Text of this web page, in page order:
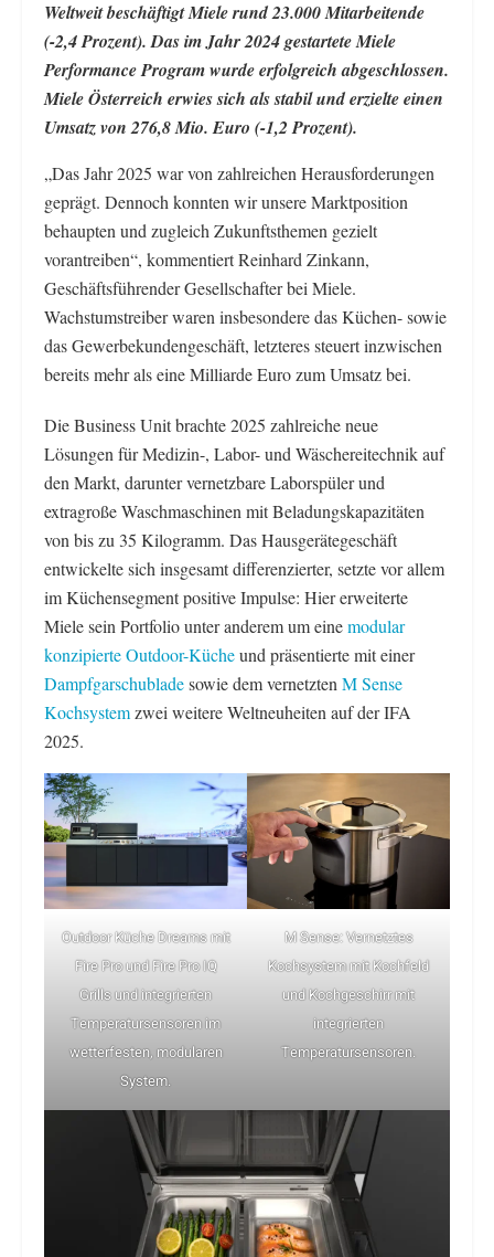
Weltweit beschäftigt Miele rund 23.000 Mitarbeitende
(-2,4 Prozent). Das im Jahr 2024 gestartete Miele
Performance Program wurde erfolgreich abgeschlossen.
Miele Österreich erwies sich als stabil und erzielte einen
Umsatz von 276,8 Mio. Euro (-1,2 Prozent).
„Das Jahr 2025 war von zahlreichen Herausforderungen
geprägt. Dennoch konnten wir unsere Marktposition
behaupten und zugleich Zukunftsthemen gezielt
vorantreiben“, kommentiert Reinhard Zinkann,
Geschäftsführender Gesellschafter bei Miele.
Wachstumstreiber waren insbesondere das Küchen- sowie
das Gewerbekundengeschäft, letzteres steuert inzwischen
bereits mehr als eine Milliarde Euro zum Umsatz bei.
Die Business Unit brachte 2025 zahlreiche neue
Lösungen für Medizin-, Labor- und Wäschereitechnik auf
den Markt, darunter vernetzbare Laborspüler und
extragroße Waschmaschinen mit Beladungskapazitäten
von bis zu 35 Kilogramm. Das Hausgerätegeschäft
entwickelte sich insgesamt differenzierter, setzte vor allem
im Küchensegment positive Impulse: Hier erweiterte
Miele sein Portfolio unter anderem um einemodular
konzipierte Outdoor-Kücheund präsentierte mit einer
Dampfgarschubladesowie dem vernetzten M Sense
Kochsystemzwei weitere Weltneuheiten auf der IFA
2025.
Outdoor Küche Dreams mit
Fire Pro und Fire Pro IQ
Grills und integrierten
Temperatursensoren im
wetterfesten, modularen
System.
M Sense: Vernetztes
Kochsystem mit Kochfeld
und Kochgeschirr mit
integrierten
Temperatursensoren.